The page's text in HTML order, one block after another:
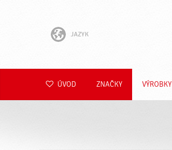
JAZYK
Hrvatski
ÚVOD ZNAČKY VÝROBKY